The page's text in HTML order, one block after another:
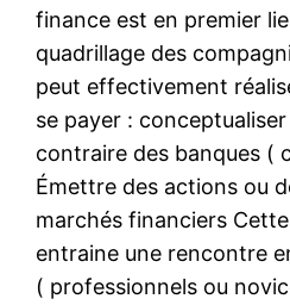
finance est en premier
quadrillage des
peut effectivement
se payer :
contraire des banques (
Émettre des actions ou
marchés financiers
entraine une rencontre
( professionnels ou